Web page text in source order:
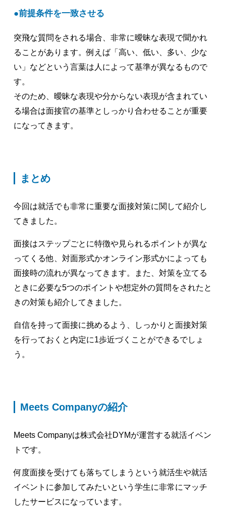
前提条件を一致させる
突飛な質問をされる場合、非常に曖昧な表現で聞かれ
ることがあります。例えば「高い、低い、多い、少な
い」などという言葉は人によって基準が異なるもので
す。
そのため、曖昧な表現や分からない表現が含まれてい
る場合は面接官の基準としっかり合わせることが重要
になってきます。
まとめ
今回は就活でも非常に重要な面接対策に関して紹介し
てきました。
面接はステップごとに特徴や見られるポイントが異な
ってくる他、対面形式かオンライン形式かによっても
面接時の流れが異なってきます。また、対策を立てる
ときに必要な5つのポイントや想定外の質問をされたと
きの対策も紹介してきました。
自信を持って面接に挑めるよう、しっかりと面接対策
を行っておくと内定に1歩近づくことができるでしょ
う。
Meets Companyの紹介
Meets Companyは株式会社DYMが運営する就活イベン
トです。
何度面接を受けても落ちてしまうという就活生や就活
イベントに参加してみたいという学生に非常にマッチ
したサービスになっています。